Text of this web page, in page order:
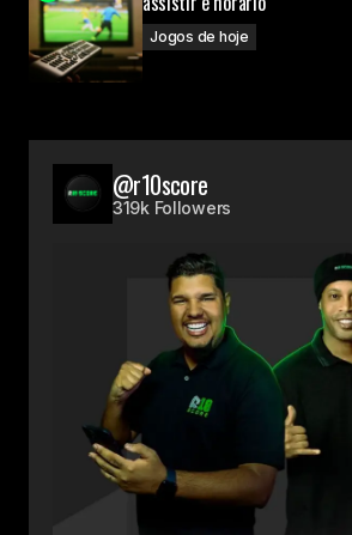
Jogos de hoje
@r10score
319k Followers